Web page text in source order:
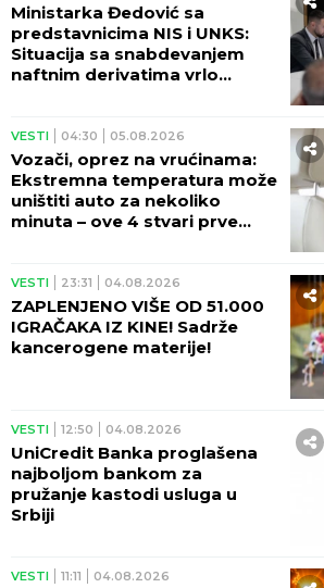
Ministarka Đedović sa
predstavnicima NIS i UNKS:
Situacija sa snabdevanjem
naftnim derivatima vrlo
VESTI 04:30 05.08.2026
Vozači, oprez na vrućinama:
Ekstremna temperatura može
uništiti auto za nekoliko
minuta – ove 4 stvari prve
VESTI 23:31 04.08.2026
ZAPLENJENO VIŠE OD 51.000
IGRAČAKA IZ KINE! Sadrže
kancerogene materije!
VESTI 12:50 04.08.2026
UniCredit Banka proglašena
najboljom bankom za
pružanje kastodi usluga u
Srbiji
VESTI 11:11 04.08.2026